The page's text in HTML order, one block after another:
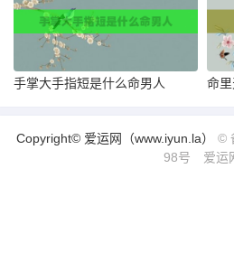
手掌大手指短是什么命男人 命
Copyright© 爱运网（www.iyun.la） ©
98号
爱运